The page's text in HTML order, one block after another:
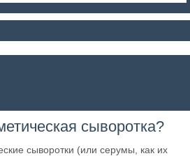
сыворотка?
сыворотки (или серумы, как их